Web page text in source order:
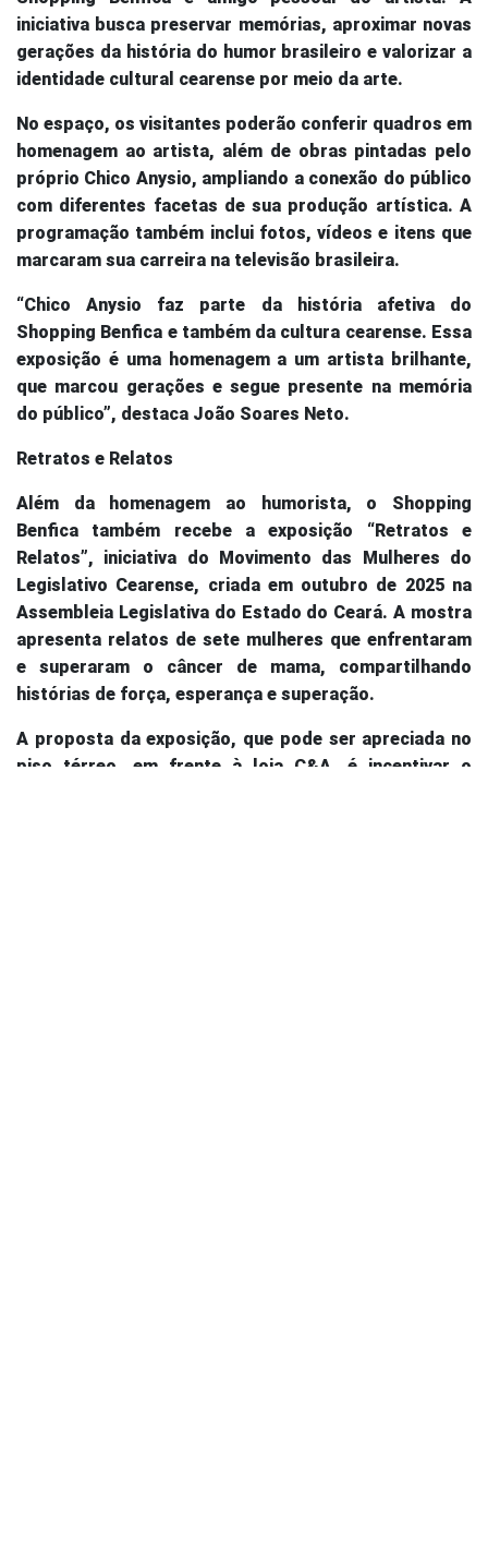
iniciativa busca preservar memórias, aproximar novas
gerações da história do humor brasileiro e valorizar a
identidade cultural cearense por meio da arte.
No espaço, os visitantes poderão conferir quadros em
homenagem ao artista, além de obras pintadas pelo
próprio Chico Anysio, ampliando a conexão do público
com diferentes facetas de sua produção artística. A
programação também inclui fotos, vídeos e itens que
marcaram sua carreira na televisão brasileira.
“Chico Anysio faz parte da história afetiva do
Shopping Benfica e também da cultura cearense. Essa
exposição é uma homenagem a um artista brilhante,
que marcou gerações e segue presente na memória
do público”, destaca João Soares Neto.
Retratos e Relatos
Além da homenagem ao humorista, o Shopping
Benfica também recebe a exposição “Retratos e
Relatos”, iniciativa do Movimento das Mulheres do
Legislativo Cearense, criada em outubro de 2025 na
Assembleia Legislativa do Estado do Ceará. A mostra
apresenta relatos de sete mulheres que enfrentaram
e superaram o câncer de mama, compartilhando
histórias de força, esperança e superação.
A proposta da exposição, que pode ser apreciada no
piso térreo, em frente à loja C&A
é incentivar o